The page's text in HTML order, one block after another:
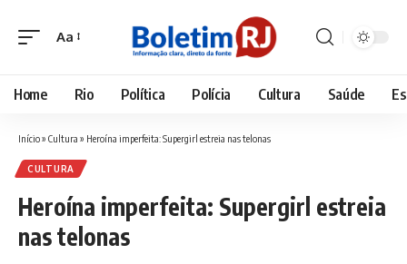
Font
Aa
Home Rio Política Polícia Cultura Saúde
Início» Cultura » Heroína imperfeita: Supergirl estreia nas telonas
CULTURA
Heroína imperfeita: Supergirl estreia
nas telonas